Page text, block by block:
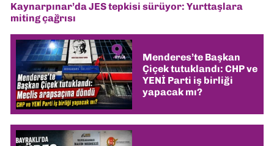
Kaynarpınar’da JES tepkisi sürüyor: Yurttaşlara
miting çağrısı
Menderes’te Başkan
Çiçek tutuklandı: CHP ve
YENİ Parti iş birliği
yapacak mı?